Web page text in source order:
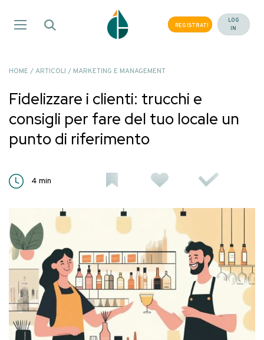
REGISTRATI
LOG
IN
HOME /ARTICOLI / MARKETING E MANAGEMENT
Fidelizzare i clienti: trucchi e
consigli per fare del tuo locale un
punto di riferimento
4 min